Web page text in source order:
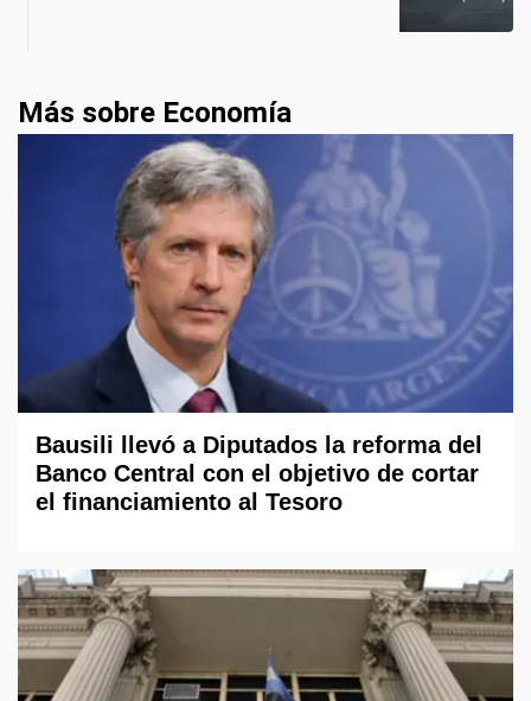
Más sobre Economía
Bausili llevó a Diputados la reforma del
Banco Central con el objetivo de cortar
el financiamiento al Tesoro